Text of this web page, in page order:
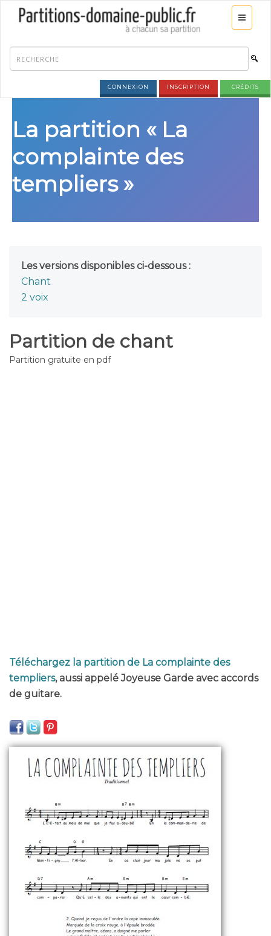
CONNEXION INSCRIPTION CRÉDITS
La partition « La
complainte des
templiers »
Les versions disponibles ci-dessous :
Chant
2 voix
Partition de chant
Partition gratuite en pdf
Téléchargez la partition de La complainte des
templiers, aussi appelé Joyeuse Garde avec accords
de guitare.